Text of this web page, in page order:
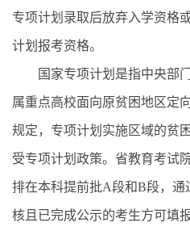
专项计划录取后放弃入学资格
计划报考资格。
国家专项计划是指中央部门
属重点高校面向原贫困地区定
规定，专项计划实施区域的贫
受专项计划政策。省教育考试
排在本科提前批A段和B段，通
核且已完成公示的考生方可填